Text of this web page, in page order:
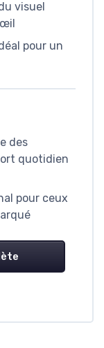
visuel
pour un
des
quotidien
pour ceux